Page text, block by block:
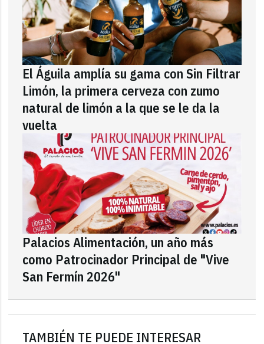
El Águila amplía su gama con Sin Filtrar
Limón, la primera cerveza con zumo
natural de limón a la que se le da la
vuelta
Palacios Alimentación, un año más
como Patrocinador Principal de "Vive
San Fermín 2026"
TAMBIÉN TE PUEDE INTERESAR